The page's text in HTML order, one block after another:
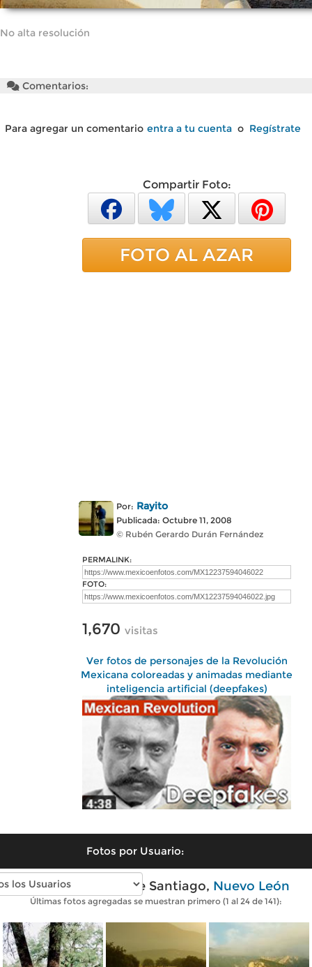
No alta resolución
Comentarios:
Para agregar un comentario entra a tu cuenta o Regístrate
Compartir Foto:
FOTO AL AZAR
Por: Rayito
Publicada: Octubre 11, 2008
© Rubén Gerardo Durán Fernández
PERMALINK:
FOTO:
1,670 visitas
Ver fotos de personajes de la Revolución
Mexicana coloreadas y animadas mediante
inteligencia artificial (deepfakes)
Fotos por Usuario:
Fotos modernas de Santiago, Nuevo León
Últimas fotos agregadas se muestran primero (1 al 24 de 141):